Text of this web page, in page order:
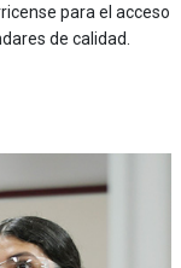
para el acceso
de calidad.